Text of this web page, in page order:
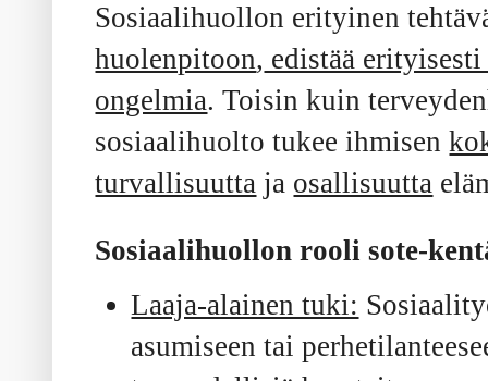
Sosiaalihuollon erityinen
huolenpitoon, edistää
ongelmia. Toisin kuin
sosiaalihuolto tukee ihmisen
turvallisuutta ja osallisuutta
Sosiaalihuollon rooli sote-
Laaja-alainen tuki:
asumiseen tai